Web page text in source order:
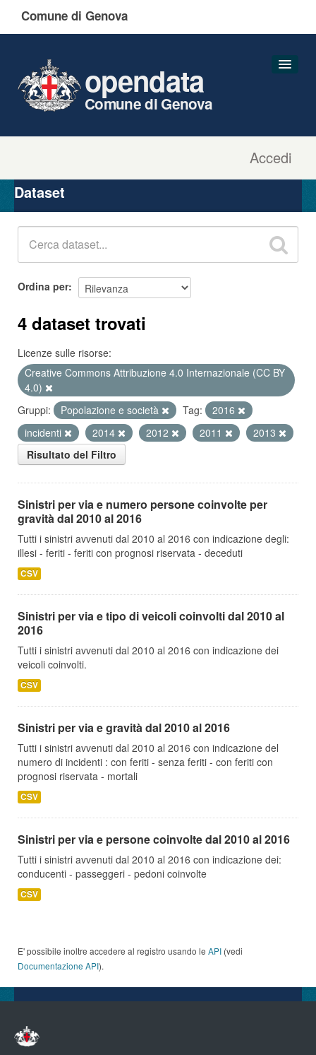
Comune di Genova
Accedi
opendata
Comune di Genova
Organizzazioni
Gruppi
Dataset
Ordina per
4 dataset trovati
Licenze sulle risorse:
Creative Commons Attribuzione 4.0 Internazionale (CC BY
4.0)
Gruppi:
Popolazione e società Tag:
2016
incidenti
2014 2012 2011
2013
Risultato del Filtro
Sinistri per via e numero persone coinvolte per
gravità dal 2010 al 2016
Tutti i sinistri avvenuti dal 2010 al 2016 con indicazione degli:
illesi - feriti - feriti con prognosi riservata - deceduti
CSV
Sinistri per via e tipo di veicoli coinvolti dal 2010 al
2016
Tutti i sinistri avvenuti dal 2010 al 2016 con indicazione dei
veicoli coinvolti.
CSV
Sinistri per via e gravità dal 2010 al 2016
Tutti i sinistri avvenuti dal 2010 al 2016 con indicazione del
numero di incidenti : con feriti - senza feriti - con feriti con
prognosi riservata - mortali
CSV
Sinistri per via e persone coinvolte dal 2010 al 2016
Tutti i sinistri avvenuti dal 2010 al 2016 con indicazione dei:
conducenti - passeggeri - pedoni coinvolte
CSV
E' possibile inoltre accedere al registro usando le API (vedi
Documentazione API).